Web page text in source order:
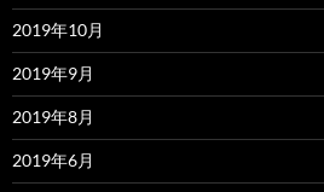
2019年10月
2019年9月
2019年8月
2019年6月